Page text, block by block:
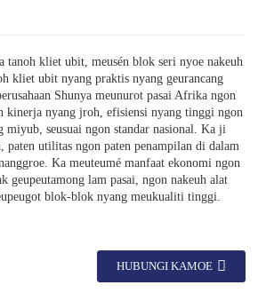
tanoh kliet ubit, meusén blok seri nyoe nakeuh
kliet ubit nyang praktis nyang geurancang
Shunya meunurot pasai Afrika ngon
kinerja nyang jroh, efisiensi nyang tinggi ngon
miyub, seusuai ngon standar nasional. Ka ji
paten utilitas ngon paten penampilan di dalam
Ka meuteumé manfaat ekonomi ngon
geupeutamong lam pasai, ngon nakeuh alat
blok-blok nyang meukualiti tinggi.
HUBUNGI KAMOE